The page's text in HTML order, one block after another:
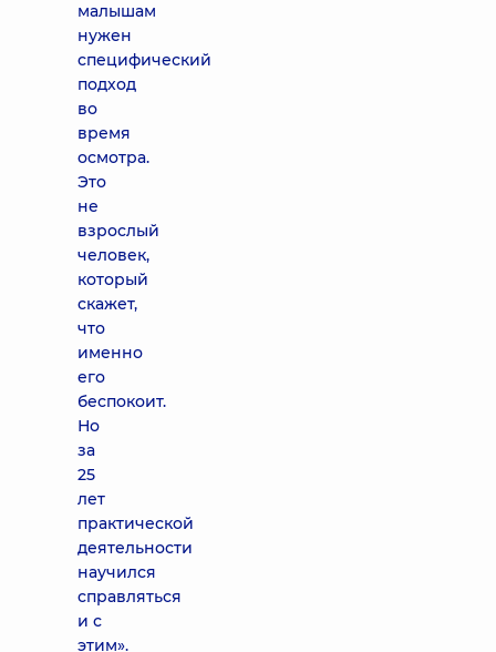
малышам
нужен
специфический
подход
во
время
осмотра.
Это
не
взрослый
человек,
который
скажет,
что
именно
его
беспокоит.
Но
за
25
лет
практической
деятельности
научился
справляться
и с
этим».